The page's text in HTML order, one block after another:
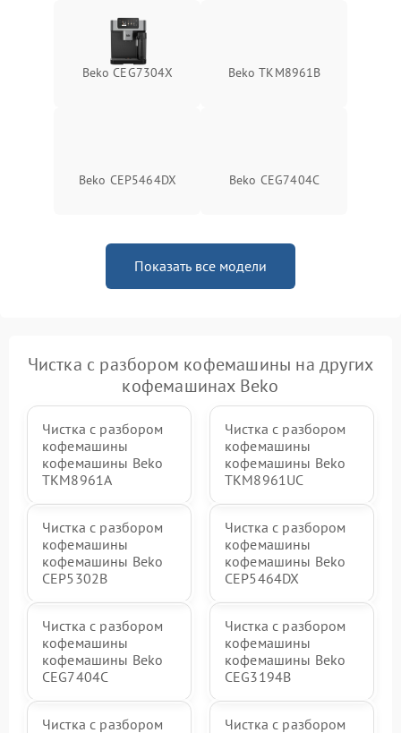
Beko CEG7304X Beko TKM8961B
Beko CEP5464DX Beko CEG7404C
Показать все модели
Чистка с разбором кофемашины на других
кофемашинах Beko
Чистка с разбором
кофемашины
кофемашины Beko
TKM8961A
Чистка с разбором
кофемашины
кофемашины Beko
TKM8961UC
Чистка с разбором
кофемашины
кофемашины Beko
CEP5302B
Чистка с разбором
кофемашины
кофемашины Beko
CEP5464DX
Чистка с разбором
кофемашины
кофемашины Beko
CEG7404C
Чистка с разбором
кофемашины
кофемашины Beko
CEG3194B
Чистка с разбором
Чистка с разбором